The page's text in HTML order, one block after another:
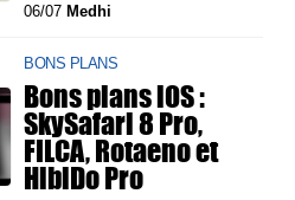
06/07 Medhi
BONS PLANS
Bons plans iOS :
SkySafari 8 Pro,
FILCA, Rotaeno et
HibiDo Pro